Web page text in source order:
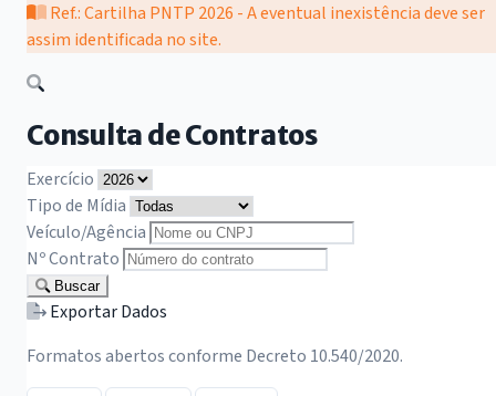
Ref.: Cartilha PNTP 2026 - A eventual inexistência deve ser
assim identificada no site.
Consulta de Contratos
Exercício
Tipo de Mídia
Veículo/Agência
Nº Contrato
Buscar
Exportar Dados
Formatos abertos conforme Decreto 10.540/2020.